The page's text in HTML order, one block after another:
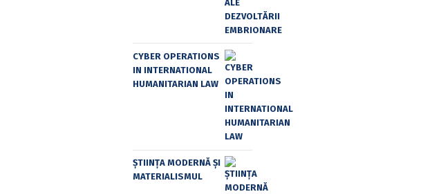
CYBER OPERATIONS
IN INTERNATIONAL
HUMANITARIAN LAW
ȘTIINȚA MODERNĂ ȘI
MATERIALISMUL